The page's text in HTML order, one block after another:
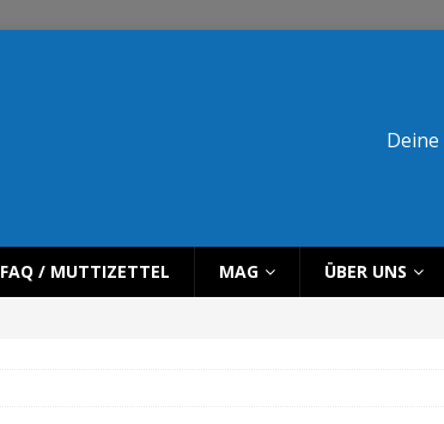
Deine
FAQ / MUTTIZETTEL MAG ÜBER UNS